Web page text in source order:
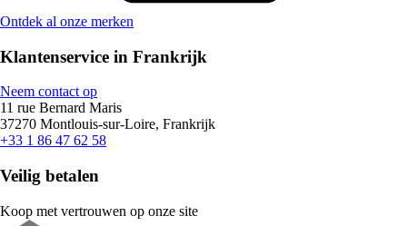
Ontdek al onze merken
Klantenservice in Frankrijk
Neem contact op
11 rue Bernard Maris
37270 Montlouis-sur-Loire, Frankrijk
+33 1 86 47 62 58
Veilig betalen
Koop met vertrouwen op onze site